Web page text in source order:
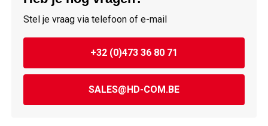
Stel je vraag via telefoon of e-mail
+32 (0)473 36 80 71
SALES@HD-COM.BE